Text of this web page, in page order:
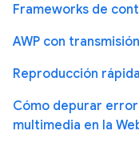
Frameworks de
AWP con
Reproducción
Cómo depurar
multimedia en la